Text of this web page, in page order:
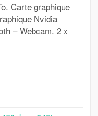
Carte graphique
Nvidia
– Webcam. 2 x